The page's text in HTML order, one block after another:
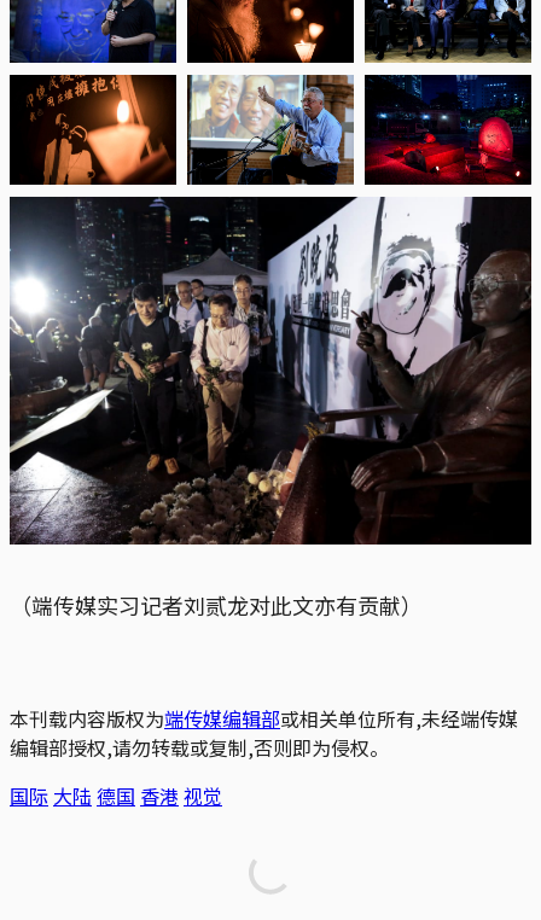
（端传媒实习记者刘贰龙对此文亦有贡献）
本刊载内容版权为端传媒编辑部或相关单位所有,未经端传媒
编辑部授权,请勿转载或复制,否则即为侵权。
国际 大陆 德国 香港 视觉